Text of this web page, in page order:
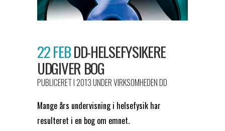
22 FEBDD-HELSEFYSIKERE
UDGIVER BOG
PUBLICERET I 2013UNDERVIRKSOMHEDEN DD
Mange års undervisning i helsefysik har
resulteret i en bog om emnet.